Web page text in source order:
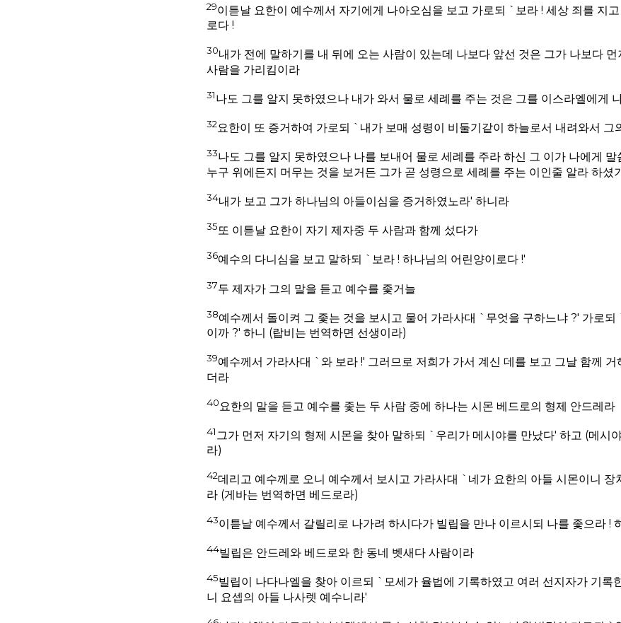
29이튿날 요한이 예수께서 자기에게 나아오심을 보고 가로되 `보라 ! 세상 죄를 지고
로다 !
30내가 전에 말하기를 내 뒤에 오는 사람이 있는데 나보다 앞선 것은 그가 나보다 먼
사람을 가리킴이라
31나도 그를 알지 못하였으나 내가 와서 물로 세례를 주는 것은 그를 이스라엘에게
32요한이 또 증거하여 가로되 `내가 보매 성령이 비둘기같이 하늘로서 내려와서 그
33나도 그를 알지 못하였으나 나를 보내어 물로 세례를 주라 하신 그 이가 나에게 말
누구 위에든지 머무는 것을 보거든 그가 곧 성령으로 세례를 주는 이인줄 알라 하셨
34내가 보고 그가 하나님의 아들이심을 증거하였노라' 하니라
35또 이튿날 요한이 자기 제자중 두 사람과 함께 섰다가
36예수의 다니심을 보고 말하되 `보라 ! 하나님의 어린양이로다 !'
37두 제자가 그의 말을 듣고 예수를 좇거늘
38예수께서 돌이켜 그 좇는 것을 보시고 물어 가라사대 `무엇을 구하느냐 ?' 가로되
이까 ?' 하니 (랍비는 번역하면 선생이라)
39예수께서 가라사대 `와 보라 !' 그러므로 저희가 가서 계신 데를 보고 그날 함께 거
더라
40요한의 말을 듣고 예수를 좇는 두 사람 중에 하나는 시몬 베드로의 형제 안드레라
41그가 먼저 자기의 형제 시몬을 찾아 말하되 `우리가 메시야를 만났다' 하고 (메시
라)
42데리고 예수께로 오니 예수께서 보시고 가라사대 `네가 요한의 아들 시몬이니 장
라 (게바는 번역하면 베드로라)
43이튿날 예수께서 갈릴리로 나가려 하시다가 빌립을 만나 이르시되 나를 좇으라 !
44빌립은 안드레와 베드로와 한 동네 벳새다 사람이라
45빌립이 나다나엘을 찾아 이르되 `모세가 율법에 기록하였고 여러 선지자가 기록
니 요셉의 아들 나사렛 예수니라'